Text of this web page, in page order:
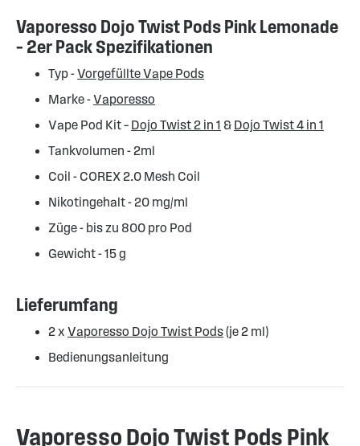
Vaporesso Dojo Twist Pods Pink Lemonade
– 2er Pack Spezifikationen
Typ -Vorgefüllte Vape Pods
Marke -Vaporesso
Vape Pod Kit – Dojo Twist 2 in 1 & Dojo Twist 4 in 1
Tankvolumen - 2ml
Coil - COREX 2.0 Mesh Coil
Nikotingehalt - 20 mg/ml
Züge - bis zu 800 pro Pod
Gewicht - 15 g
Lieferumfang
2 x Vaporesso Dojo Twist Pods(je 2 ml)
Bedienungsanleitung
Vaporesso Dojo Twist Pods Pink